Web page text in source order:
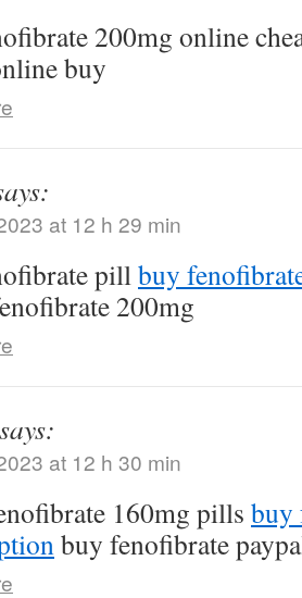
200mg online
buy
at 12 h 29 min
pillbuy
200mg
says:
at 12 h 30 min
160mg pills buy
buy fenofibrate